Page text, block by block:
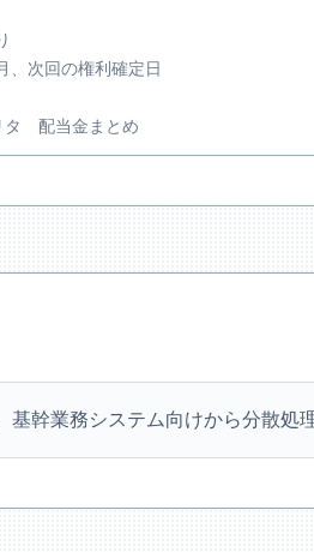
、次回の権利確定日
タ 配当金まとめ
幹業務システム向けから分散処